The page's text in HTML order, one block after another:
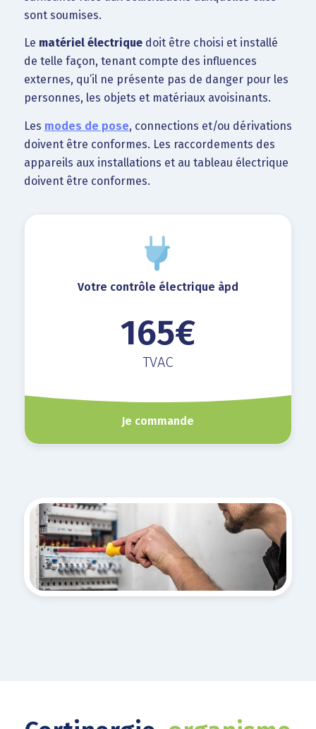
sont soumises.
Le matériel électriquedoit être choisi et installé
de telle façon, tenant compte des influences
externes, qu’il ne présente pas de danger pour les
personnes, les objets et matériaux avoisinants.
Les modes de pose, connections et/ou dérivations
doivent être conformes. Les raccordements des
appareils aux installations et au tableau électrique
doivent être conformes.
Votre contrôle électrique àpd
165€
TVAC
Je commande